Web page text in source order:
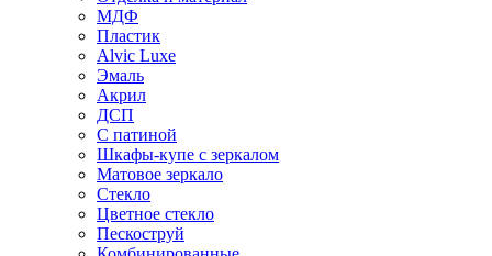
МДФ
Пластик
Alvic Luxe
Эмаль
Акрил
ДСП
С патиной
Шкафы-купе с зеркалом
Матовое зеркало
Стекло
Цветное стекло
Пескоструй